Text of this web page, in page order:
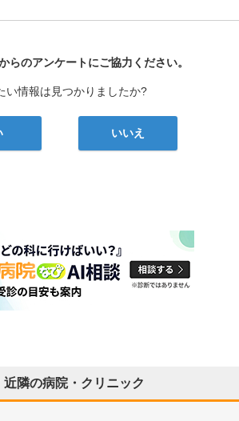
院なび
らのアンケートにご協力ください。
い情報は見つかりましたか?
いいえ
近隣の病院・クリニック